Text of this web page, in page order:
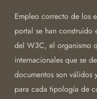
Empleo correcto de los
portal se han construido
del W3C, el organismo
internacionales que se
documentos son
para cada tipología de